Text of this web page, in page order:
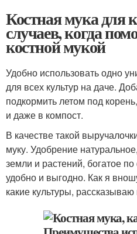
Костная мука для
случаев, когда
костной мукой
Удобно использовать одно
для всех культур на даче.
подкормить летом под
и даже в компост.
В качестве такой
муку. Удобрение
земли и растений, богатое
удобно и выгодно. Как я
какие культуры, рассказываю